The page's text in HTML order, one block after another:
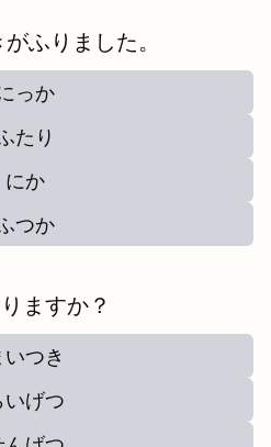
ふりました。
っか
たり
にか
つか
ますか？
いつき
いげつ